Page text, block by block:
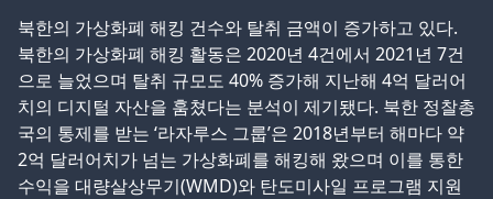
북한의 가상화폐 해킹 건수와 탈취 금액이 증가하고 있다.
북한의 가상화폐 해킹 활동은 2020년 4건에서 2021년 7건
으로 늘었으며 탈취 규모도 40% 증가해 지난해 4억 달러어
치의 디지털 자산을 훔쳤다는 분석이 제기됐다. 북한 정찰총
국의 통제를 받는 ‘라자루스 그룹’은 2018년부터 해마다 약
2억 달러어치가 넘는 가상화폐를 해킹해 왔으며 이를 통한
수익을 대량살상무기(WMD)와 탄도미사일 프로그램 지원